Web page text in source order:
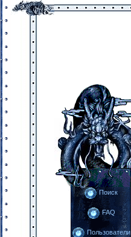
Поиск
FAQ
Пользователи